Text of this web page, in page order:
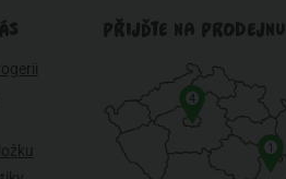
PŘIJĎTE NA PRODEJNU
1
4